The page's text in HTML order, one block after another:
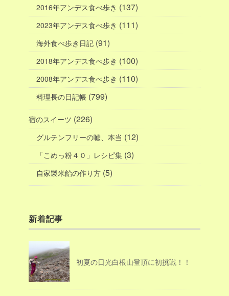
2016年アンデス食べ歩き (137)
2023年アンデス食べ歩き (111)
海外食べ歩き日記 (91)
2018年アンデス食べ歩き (100)
2008年アンデス食べ歩き (110)
料理長の日記帳 (799)
宿のスイーツ (226)
グルテンフリーの嘘、本当 (12)
「こめっ粉４０」レシピ集 (3)
自家製米飴の作り方 (5)
新着記事
初夏の日光白根山登頂に初挑戦！！